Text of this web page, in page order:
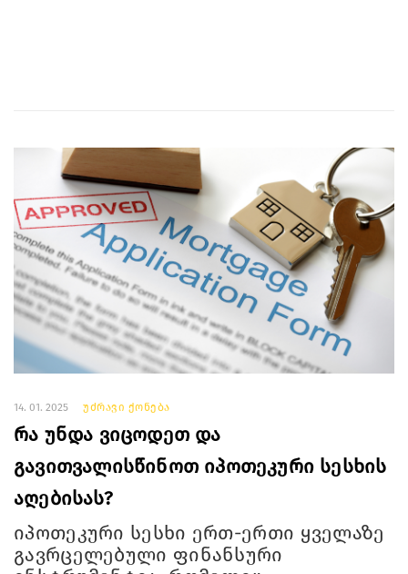
14. 01. 2025 უძრავი ქონება
რა უნდა ვიცოდეთ და
გავითვალისწინოთ იპოთეკური სესხის
აღებისას?
იპოთეკური სესხი ერთ-ერთი ყველაზე
გავრცელებული ფინანსური